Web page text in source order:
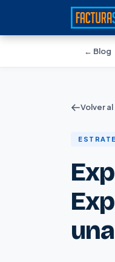
← Blog
Volver al